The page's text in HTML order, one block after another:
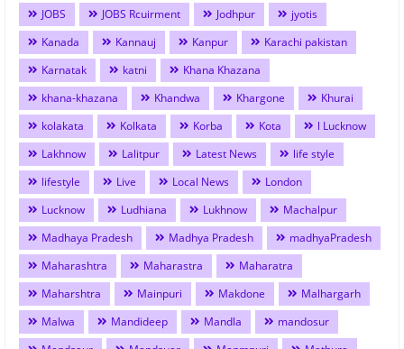
JOBS
JOBS Rcuirment Jodhpur
jyotis
Kanada
Kannauj Kanpur
Karachi pakistan
Karnatak
katni
Khana Khazana
khana-khazana
Khandwa Khargone
Khurai
kolakata
Kolkata Korba Kota
l Lucknow
Lakhnow
Lalitpur Latest News
life style
lifestyle
Live Local News
London
Lucknow
Ludhiana Lukhnow
Machalpur
Madhaya Pradesh
Madhya Pradesh
madhyaPradesh
Maharashtra
Maharastra
Maharatra
Maharshtra
Mainpuri Makdone
Malhargarh
Malwa
Mandideep Mandla
mandosur